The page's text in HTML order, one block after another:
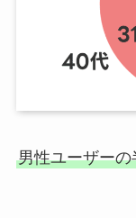
男性ユーザー